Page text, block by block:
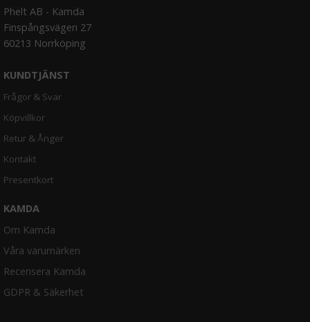
Phelt AB - Kamda
Finspångsvägen 27
60213 Norrköping
KUNDTJÄNST
Frågor & Svar
Köpvillkor
Retur & Ånger
Kontakt
Presentkort
KAMDA
Om Kamda
Våra varumärken
Recensera Kamda
GDPR & Säkerhet